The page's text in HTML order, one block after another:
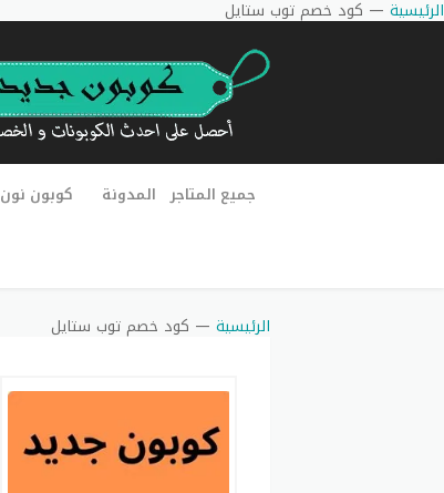
الرئيسية — كود خصم توب ستايل
جميع المتاجر المدونة كوبون نون
الرئيسية — كود خصم توب ستايل